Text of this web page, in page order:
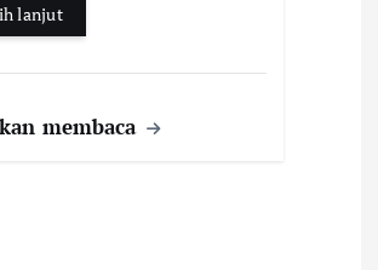
lanjut
membaca